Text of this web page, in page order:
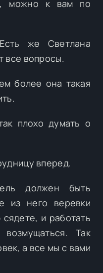
можно к вам по
же Светлана
все вопросы.
более она такая
плохо думать о
вперед.
должен быть
из него веревки
и работать
Так
а все мы с вами